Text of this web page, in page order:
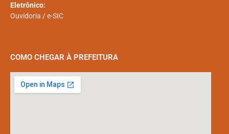
Eletrônico:
Ouvidoria /e-SIC
COMO CHEGAR À PREFEITURA